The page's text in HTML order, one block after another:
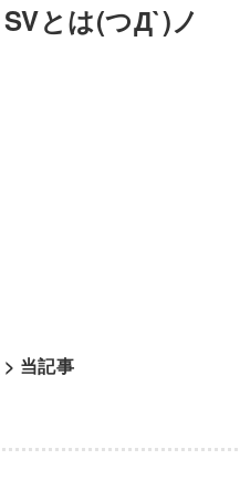
とは(つД`)ノ
> 当記事